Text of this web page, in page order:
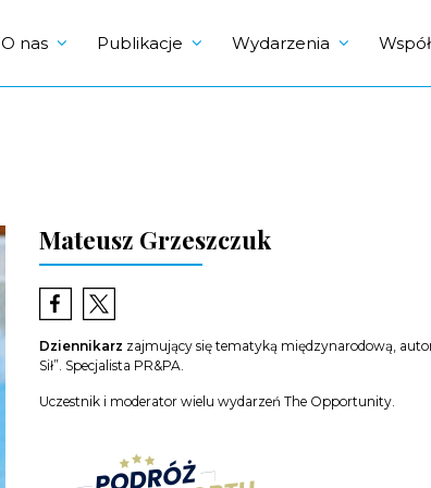
O nas Publikacje Wydarzenia
Mateusz Grzeszczuk
Dziennikarz zajmujący się tematyką międzynarodową,
Sił”. Specjalista PR&PA.
Uczestnik i moderator wielu wydarzeń The Opportunity.